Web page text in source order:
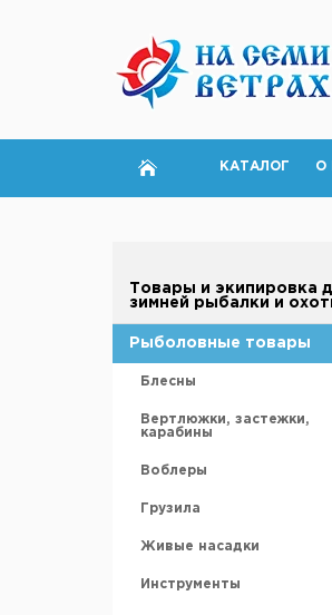
КАТАЛОГ О
Товары и экипировка
зимней рыбалки и
Палатки для зимней
Полы для зимней палатки
Аксессуары для палаток
Рыболовные товары
Блесны
Вертлюжки, застежки,
карабины
Воблеры
Грузила
Живые насадки
Инструменты